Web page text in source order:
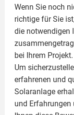
Wenn Sie noch
richtige für Sie
die notwendigen
bei Ihrem Projekt.
Um
erfahrenen und
Solaranlage
und Erfahrungen